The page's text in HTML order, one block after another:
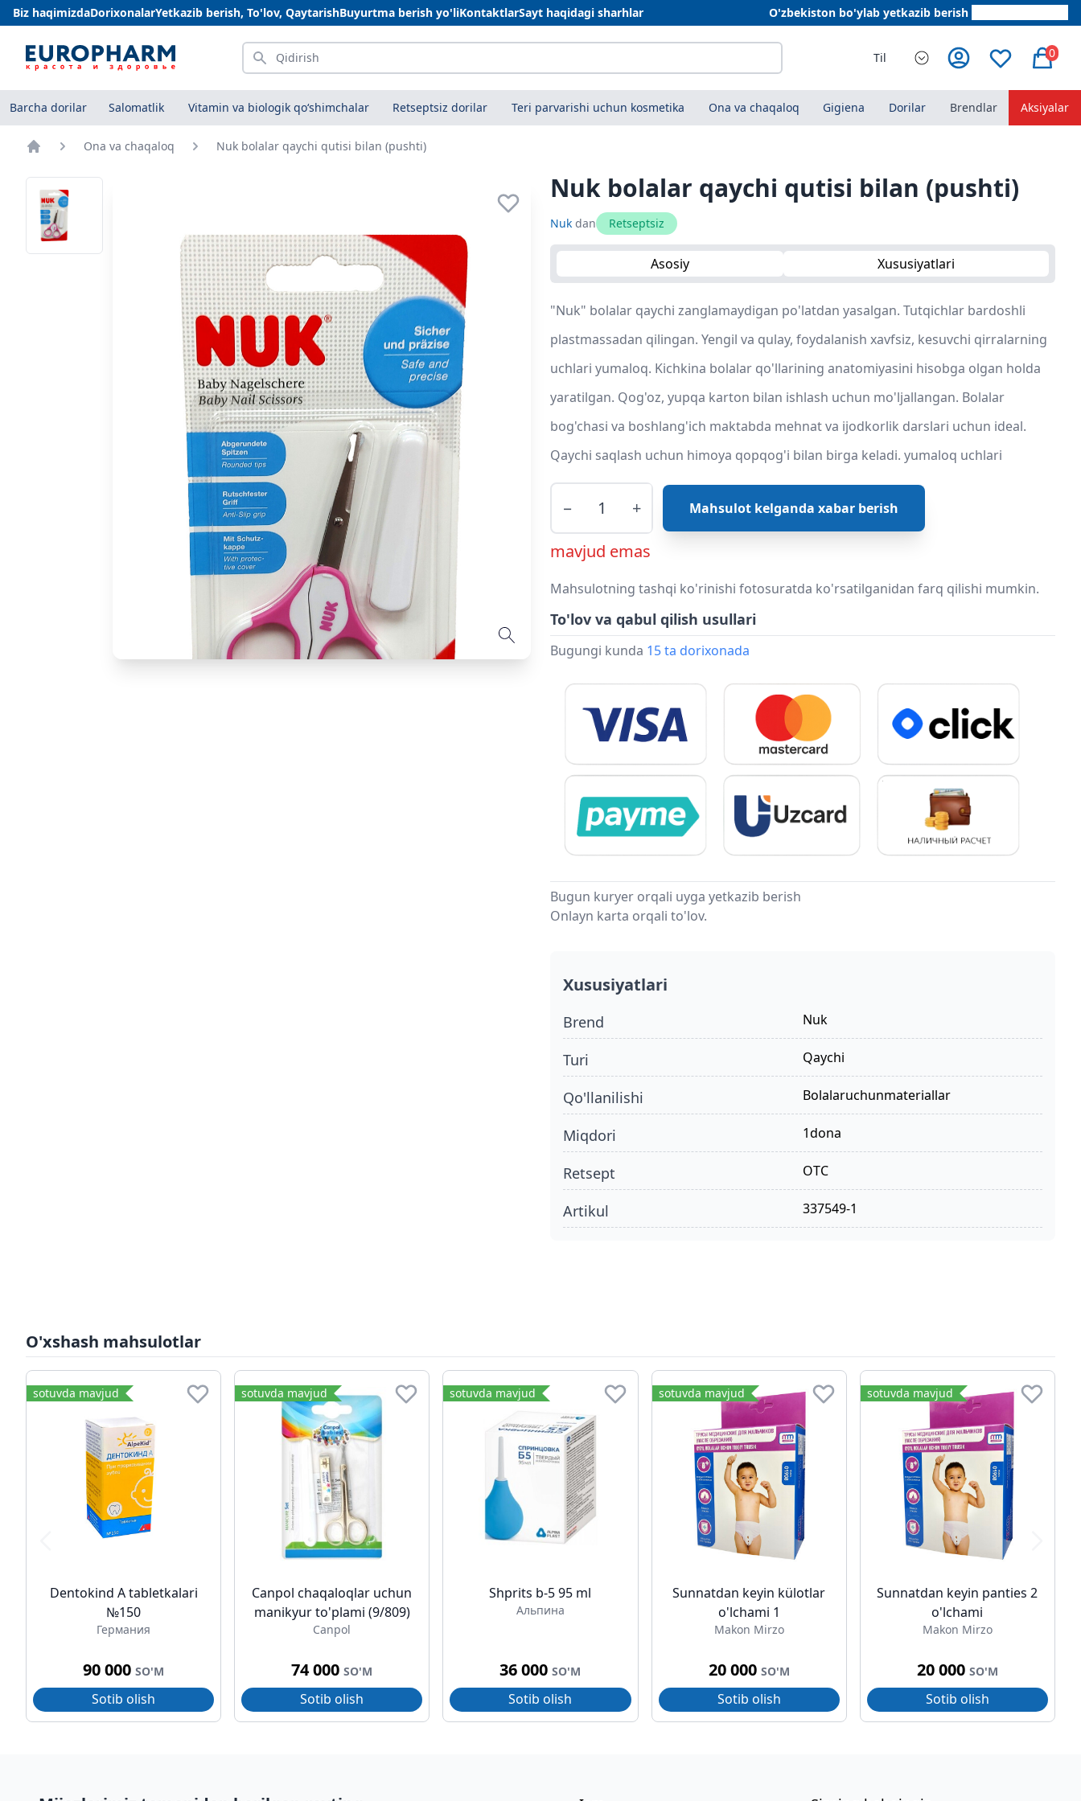
Biz haqimizdaDorixonalarYetkazib berish, To'lov, QaytarishBuyurtma berish yo'liKontaktlarSayt haqidagi sharhlar O'zbekiston bo'ylab yetkazib berish
Qidirish Til 0
Barcha dorilar Salomatlik Vitamin va biologik qo‘shimchalar Retseptsiz dorilar Teri parvarishi uchun kosmetika Ona va chaqaloq Gigiena Dorilar Brendlar Aksiyalar
Ona va chaqaloq Nuk bolalar qaychi qutisi bilan (pushti)
Nuk bolalar qaychi qutisi bilan (pushti)
Nuk dan Retseptsiz
Asosiy Xususiyatlari
"Nuk" bolalar qaychi zanglamaydigan po'latdan yasalgan. Tutqichlar bardoshli
plastmassadan qilingan. Yengil va qulay, foydalanish xavfsiz, kesuvchi qirralarning
uchlari yumaloq. Kichkina bolalar qo'llarining anatomiyasini hisobga olgan holda
yaratilgan. Qog'oz, yupqa karton bilan ishlash uchun mo'ljallangan. Bolalar
bog'chasi va boshlang'ich maktabda mehnat va ijodkorlik darslari uchun ideal.
Qaychi saqlash uchun himoya qopqog'i bilan birga keladi. yumaloq uchlari
− + Mahsulot kelganda xabar berish
mavjud emas
Mahsulotning tashqi ko'rinishi fotosuratda ko'rsatilganidan farq qilishi mumkin.
To'lov va qabul qilish usullari
Bugungi kunda 15 ta dorixonada
Bugun kuryer orqali uyga yetkazib berish
Onlayn karta orqali to'lov.
Xususiyatlari
Brend Nuk
turi qaychi
qo'llanilishi bolalaruchunmateriallar
miqdori 1dona
retsept OTC
Artikul 337549-1
O'xshash mahsulotlar
sotuvda mavjud
Dentokind A tabletkalari
№150
Германия
90 000SO'M
Sotib olish
sotuvda mavjud
Canpol chaqaloqlar uchun
manikyur to'plami (9/809)
Canpol
74 000SO'M
Sotib olish
sotuvda mavjud
Shprits b-5 95 ml
Альпина
36 000SO'M
Sotib olish
sotuvda mavjud
Sunnatdan keyin külotlar
o'lchami 1
Makon Mirzo
20 000 SO'M
Sotib olish
sotuvda mavjud
Sunnatdan keyin panties 2
o'lchami
Makon Mirzo
20 000 SO'M
Sotib olish